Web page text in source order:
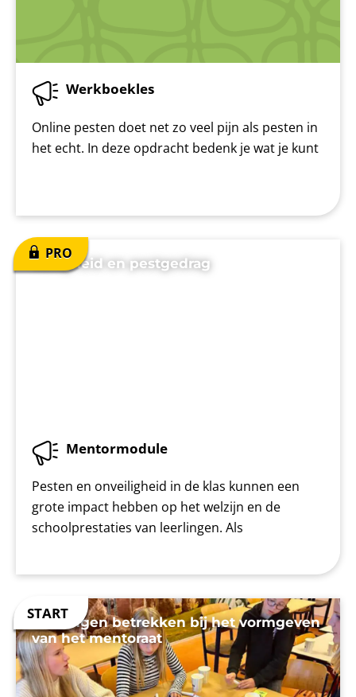
Werkboekles
Online pesten doet net zo veel pijn als pesten in
het echt. In deze opdracht bedenk je wat je kunt
Veiligheid en pestgedrag
Mentormodule
Pesten en onveiligheid in de klas kunnen een
grote impact hebben op het welzijn en de
schoolprestaties van leerlingen. Als
Leerlingen betrekken bij het vormgeven
van het mentoraat